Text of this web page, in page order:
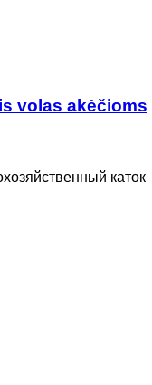
volas akėčioms
каток